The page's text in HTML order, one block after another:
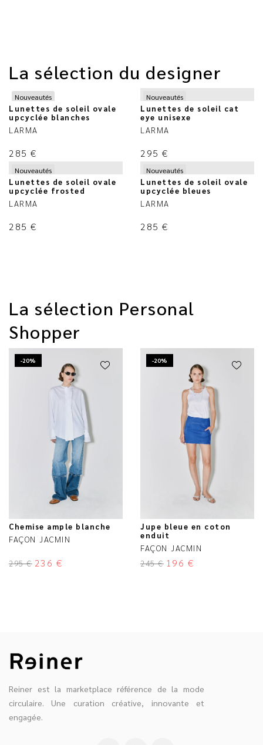
La sélection du designer
Nouveautés
Lunettes de soleil ovale
upcyclée blanches
LARMA
285 €
Nouveautés
Lunettes de soleil cat
eye unisexe
LARMA
295 €
Nouveautés
Lunettes de soleil ovale
upcyclée frosted
LARMA
285 €
Nouveautés
Lunettes de soleil ovale
upcyclée bleues
LARMA
285 €
La sélection Personal
Shopper
-20%
Chemise ample blanche
FAÇON JACMIN
295€ 236 €
-20%
Jupe bleue en coton
enduit
FAÇON JACMIN
245€ 196 €
Reiner est la marketplace référence de la mode
circulaire. Une curation créative, innovante et
engagée.